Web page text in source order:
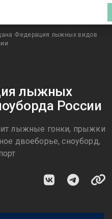
Федерация лыжных видов
лыжных
России
лыжные гонки, прыжки
двоеборье, сноуборд,